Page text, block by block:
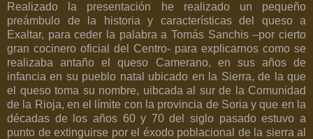
Realizado la presentación he realizado un pequeño
preámbulo de la historia y características del queso a
Exaltar, para ceder la palabra a Tomás Sanchis –por cierto
gran cocinero oficial del Centro- para explicarnos como se
realizaba antaño el queso Camerano, en sus años de
infancia en su pueblo natal ubicado en la Sierra, de la que
el queso toma su nombre, uibcada al sur de la Comunidad
de la Rioja, en el límite con la provincia de Soria y que en la
décadas de los años 60 y 70 del siglo pasado estuvo a
punto de extinguirse por el éxodo poblacional de la sierra al